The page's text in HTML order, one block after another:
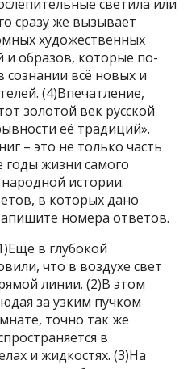
светила или
сразу же вызывает
художественных
и образов, которые по-
сознании всё новых и
(4)Впечатление,
золотой век русской
её традиций».
– это не только часть
жизни самого
истории.
в которых дано
номера ответов.
в глубокой
что в воздухе свет
линии. (2)В этом
за узким пучком
точно так же
в
и жидкостях. (3)На